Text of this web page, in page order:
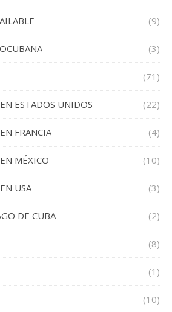
(9)
(3)
(71)
ESTADOS UNIDOS (22)
FRANCIA (4)
MÉXICO (10)
USA (3)
DE CUBA (2)
(8)
(1)
(10)